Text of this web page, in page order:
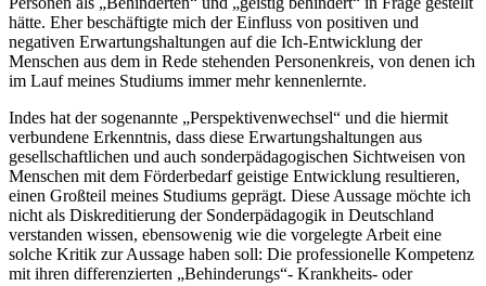
hätte. Eher beschäftigte mich der Einfluss von positiven und
negativen Erwartungshaltungen auf die Ich-Entwicklung der
Menschen aus dem in Rede stehenden Personenkreis, von denen ich
im Lauf meines Studiums immer mehr kennenlernte.
Indes hat der sogenannte „Perspektivenwechsel“ und die hiermit
verbundene Erkenntnis, dass diese Erwartungshaltungen aus
gesellschaftlichen und auch sonderpädagogischen Sichtweisen von
Menschen mit dem Förderbedarf geistige Entwicklung resultieren,
einen Großteil meines Studiums geprägt. Diese Aussage möchte ich
nicht als Diskreditierung der Sonderpädagogik in Deutschland
verstanden wissen, ebensowenig wie die vorgelegte Arbeit eine
solche Kritik zur Aussage haben soll: Die professionelle Kompetenz
mit ihren differenzierten „Behinderungs“- Krankheits- oder